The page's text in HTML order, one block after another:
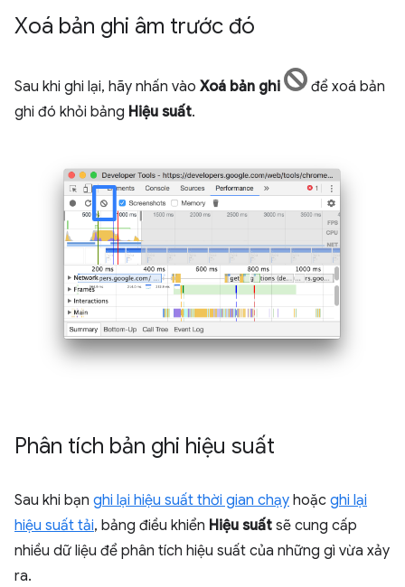
Xoá bản ghi âm trước đó
Sau khi ghi lại, hãy nhấn vào Xoá bản ghi
để xoá bản
ghi đó khỏi bảng Hiệu suất.
Phân tích bản ghi hiệu suất
Sau khi bạn ghi lại hiệu suất thời gian chạy hoặc ghi lại
hiệu suất tải, bảng điều khiển Hiệu suất sẽ cung cấp
nhiều dữ liệu để phân tích hiệu suất của những gì vừa xảy
ra.